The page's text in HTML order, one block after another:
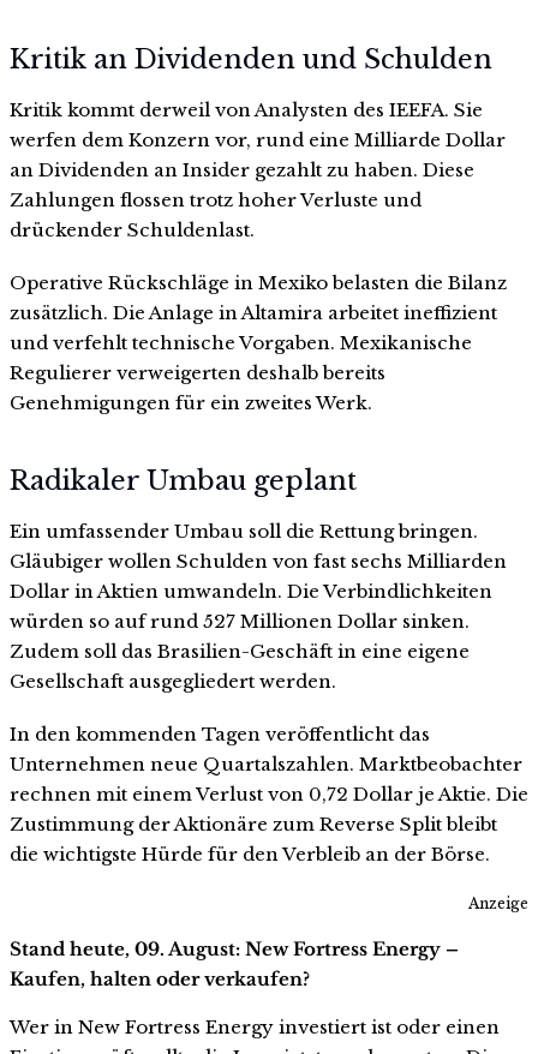
Kritik an Dividenden und Schulden
Kritik kommt derweil von Analysten des IEEFA. Sie
werfen dem Konzern vor, rund eine Milliarde Dollar
an Dividenden an Insider gezahlt zu haben. Diese
Zahlungen flossen trotz hoher Verluste und
drückender Schuldenlast.
Operative Rückschläge in Mexiko belasten die Bilanz
zusätzlich. Die Anlage in Altamira arbeitet ineffizient
und verfehlt technische Vorgaben. Mexikanische
Regulierer verweigerten deshalb bereits
Genehmigungen für ein zweites Werk.
Radikaler Umbau geplant
Ein umfassender Umbau soll die Rettung bringen.
Gläubiger wollen Schulden von fast sechs Milliarden
Dollar in Aktien umwandeln. Die Verbindlichkeiten
würden so auf rund 527 Millionen Dollar sinken.
Zudem soll das Brasilien-Geschäft in eine eigene
Gesellschaft ausgegliedert werden.
In den kommenden Tagen veröffentlicht das
Unternehmen neue Quartalszahlen. Marktbeobachter
rechnen mit einem Verlust von 0,72 Dollar je Aktie. Die
Zustimmung der Aktionäre zum Reverse Split bleibt
die wichtigste Hürde für den Verbleib an der Börse.
Anzeige
Stand heute, 09. August: New Fortress Energy –
Kaufen, halten oder verkaufen?
Wer in New Fortress Energy investiert ist oder einen